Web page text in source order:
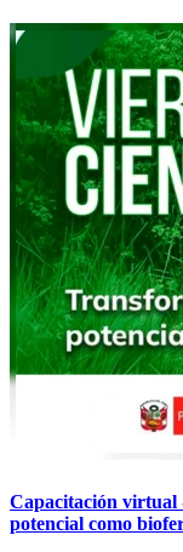
Capacitación
potencial como